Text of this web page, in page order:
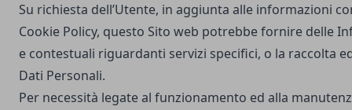
Su richiesta dell’Utente, in aggiunta alle informazioni
Cookie Policy, questo Sito web potrebbe fornire delle
e contestuali riguardanti servizi specifici, o la raccolta
Dati Personali.
Per necessità legate al funzionamento ed alla